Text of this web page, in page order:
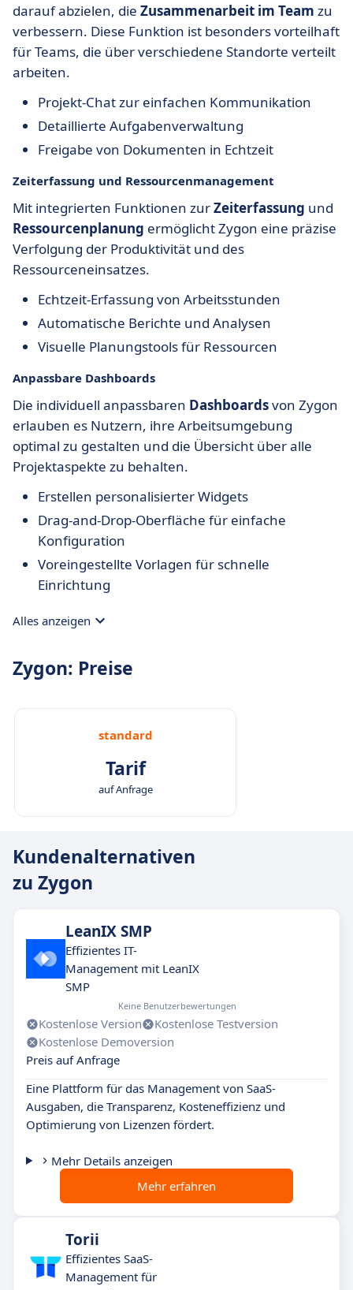
darauf abzielen, die Zusammenarbeit im Team zu
verbessern. Diese Funktion ist besonders vorteilhaft
für Teams, die über verschiedene Standorte verteilt
arbeiten.
Projekt-Chat zur einfachen Kommunikation
Detaillierte Aufgabenverwaltung
Freigabe von Dokumenten in Echtzeit
Zeiterfassung und Ressourcenmanagement
Mit integrierten Funktionen zurZeiterfassung und
Ressourcenplanung ermöglicht Zygon eine präzise
Verfolgung der Produktivität und des
Ressourceneinsatzes.
Echtzeit-Erfassung von Arbeitsstunden
Automatische Berichte und Analysen
Visuelle Planungstools für Ressourcen
Anpassbare Dashboards
Die individuell anpassbaren Dashboardsvon Zygon
erlauben es Nutzern, ihre Arbeitsumgebung
optimal zu gestalten und die Übersicht über alle
Projektaspekte zu behalten.
Erstellen personalisierter Widgets
Drag-and-Drop-Oberfläche für einfache
Konfiguration
Voreingestellte Vorlagen für schnelle
Einrichtung
Alles anzeigen
Zygon: Preise
standard
Tarif
auf Anfrage
Kundenalternativen
zu Zygon
LeanIX SMP
Effizientes IT-
Management mit LeanIX
SMP
Keine Benutzerbewertungen
Kostenlose Version
Kostenlose Testversion
Kostenlose Demoversion
Preis auf Anfrage
Eine Plattform für das Management von SaaS-
Ausgaben, die Transparenz, Kosteneffizienz und
Optimierung von Lizenzen fördert.
Mehr Details anzeigen
Mehr erfahren
Torii
Effizientes SaaS-
Management für